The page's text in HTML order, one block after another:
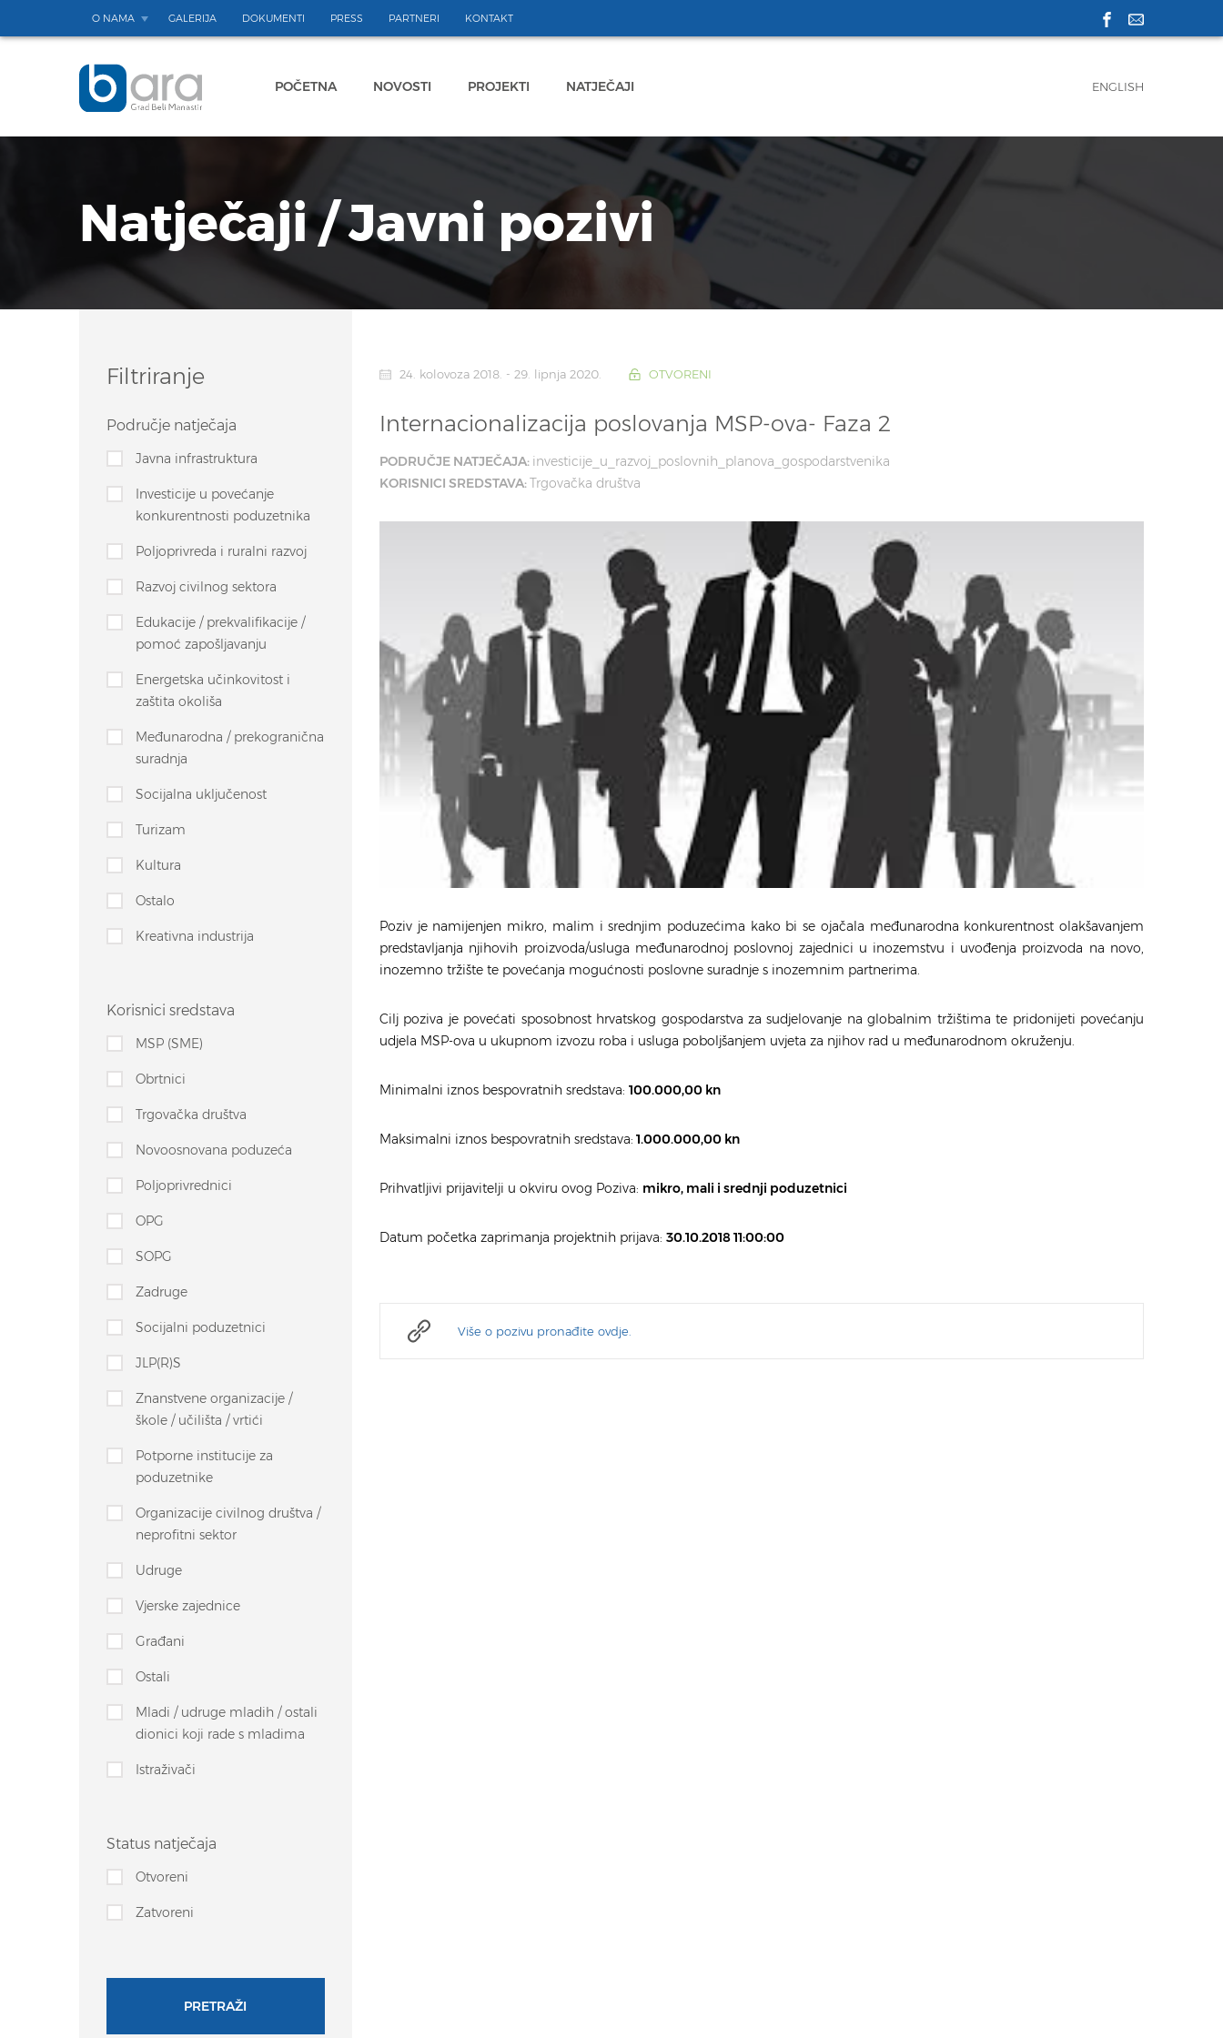
O NAMA GALERIJA DOKUMENTI PRESS PARTNERI KONTAKT
POČETNA NOVOSTI PROJEKTI NATJEČAJI ENGLISH
Natječaji / Javni pozivi
Filtriranje
Područje natječaja
Javna infrastruktura
Investicije u povećanje
konkurentnosti poduzetnika
Poljoprivreda i ruralni razvoj
Razvoj civilnog sektora
Edukacije / prekvalifikacije /
pomoć zapošljavanju
Energetska učinkovitost i
zaštita okoliša
Međunarodna / prekogranična
suradnja
Socijalna uključenost
Turizam
Kultura
Ostalo
Kreativna industrija
Korisnici sredstava
MSP (SME)
Obrtnici
Trgovačka društva
Novoosnovana poduzeća
Poljoprivrednici
OPG
SOPG
Zadruge
Socijalni poduzetnici
JLP(R)S
Znanstvene organizacije /
škole / učilišta / vrtići
Potporne institucije za
poduzetnike
Organizacije civilnog društva /
neprofitni sektor
Udruge
Vjerske zajednice
Građani
Ostali
Mladi / udruge mladih / ostali
dionici koji rade s mladima
Istraživači
Status natječaja
Otvoreni
Zatvoreni
PRETRAŽI
24. kolovoza 2018. - 29. lipnja 2020. OTVORENI
Internacionalizacija poslovanja MSP-ova- Faza 2
PODRUČJE NATJEČAJA: investicije_u_razvoj_poslovnih_planova_gospodarstvenika
KORISNICI SREDSTAVA:Trgovačka društva
Poziv je namijenjen mikro, malim i srednjim poduzećima kako bi se ojačala međunarodna konkurentnost olakšavanjem
predstavljanja njihovih proizvoda/usluga međunarodnoj poslovnoj zajednici u inozemstvu i uvođenja proizvoda na novo,
inozemno tržište te povećanja mogućnosti poslovne suradnje s inozemnim partnerima.
Cilj poziva je povećati sposobnost hrvatskog gospodarstva za sudjelovanje na globalnim tržištima te pridonijeti povećanju
udjela MSP-ova u ukupnom izvozu roba i usluga poboljšanjem uvjeta za njihov rad u međunarodnom okruženju.
Minimalni iznos bespovratnih sredstava: 100.000,00 kn
Maksimalni iznos bespovratnih sredstava: 1.000.000,00 kn
Prihvatljivi prijavitelji u okviru ovog Poziva: mikro, mali i srednji poduzetnici
Datum početka zaprimanja projektnih prijava: 30.10.2018 11:00:00
Više o pozivu pronađite ovdje.